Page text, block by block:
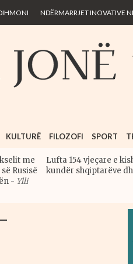
NDËRMARRJET INOVATIVE
KULTURË FILOZOFI SPORT
me
Rusisë
- Ylli
Lufta 154 vjeçare e
kundër shqiptarëve